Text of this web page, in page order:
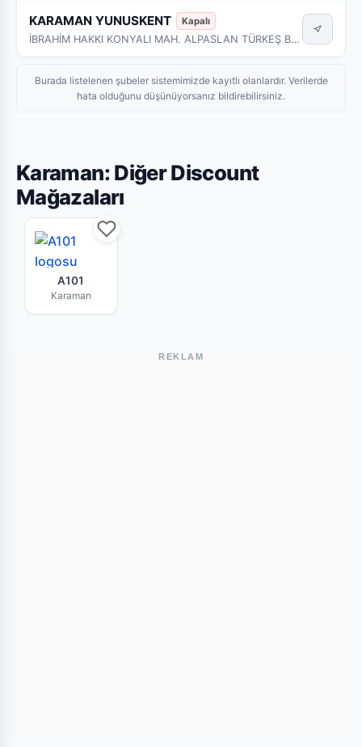
KARAMAN YUNUSKENT Kapalı
İBRAHİM HAKKI KONYALI MAH. ALPASLAN TÜRKEŞ BUL. NO:132-134 A MERKEZ - KARAMAN
Burada listelenen şubeler sistemimizde kayıtlı olanlardır. Verilerde
hata olduğunu düşünüyorsanız bildirebilirsiniz.
Karaman: Diğer Discount
Mağazaları
A101 Karaman mağazasının bu haftaki güncel
A101
Karaman
REKLAM